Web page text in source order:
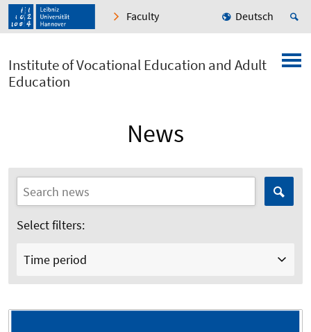
Faculty Deutsch
Institute of Vocational Education and Adult
Education
News
Select filters:
Time period